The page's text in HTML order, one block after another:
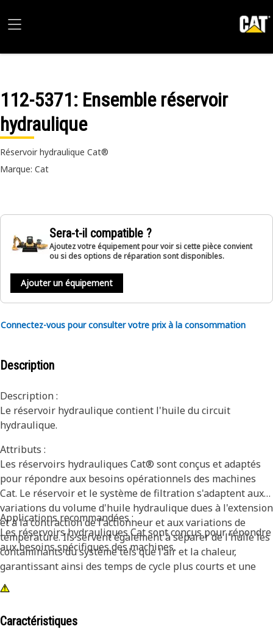
112-5371: Ensemble réservoir
hydraulique
Réservoir hydraulique Cat®
Marque: Cat
Sera-t-il compatible ?
Ajoutez votre équipement pour voir si cette pièce convient
ou si des options de réparation sont disponibles.
Ajouter un équipement
Connectez-vous pour consulter votre prix à la consommation
Description
Description :
Le réservoir hydraulique contient l'huile du circuit
hydraulique.
Attributs :
Les réservoirs hydrauliques Cat® sont conçus et adaptés
pour répondre aux besoins opérationnels des machines
Cat. Le réservoir et le système de filtration s'adaptent aux
variations du volume d'huile hydraulique dues à l'extension
et à la contraction de l'actionneur et aux variations de
température. Ils servent également à séparer de l'huile les
contaminants du système tels que l'air et la chaleur,
garantissant ainsi des temps de cycle plus courts et une
productivité optimale de la machine.
Applications recommandées :
Les réservoirs hydrauliques Cat sont conçus pour répondre
aux besoins spécifiques des machines.
Caractéristiques